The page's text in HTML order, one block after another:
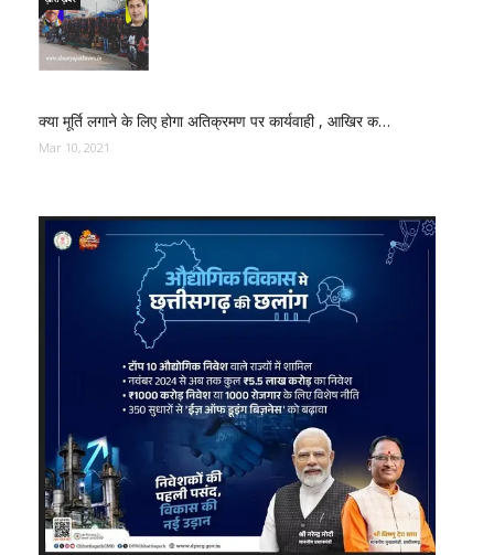
क्या मूर्ति लगाने के लिए होगा अतिक्रमण पर कार्यवाही , आखिर क…
Mar 10, 2021